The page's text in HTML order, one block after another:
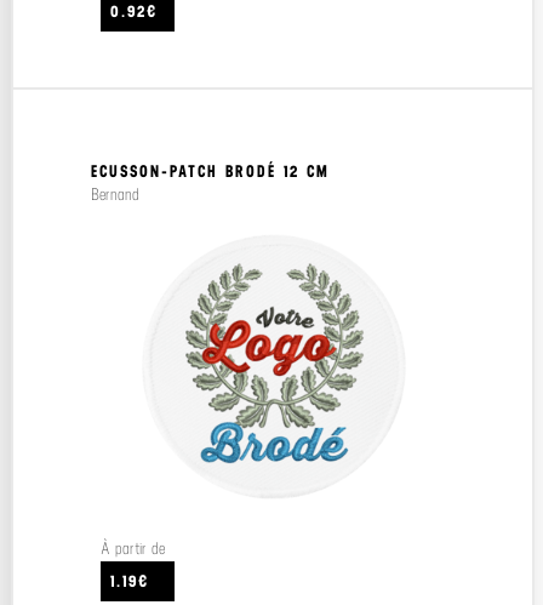
0.92€
ECUSSON-PATCH BRODÉ 12 CM
Bernand
À partir de
1.19€